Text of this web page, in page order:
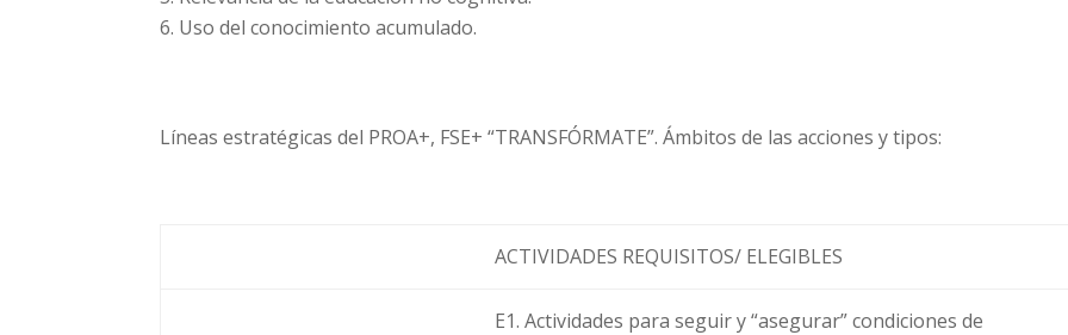
Uso del conocimiento acumulado.
Líneas estratégicas del PROA+, FSE+ “TRANSFÓRMATE”. Ámbitos de las acciones y tipos:
ACTIVIDADES REQUISITOS/ ELEGIBLES
E1. Actividades para seguir y “asegurar” condiciones de